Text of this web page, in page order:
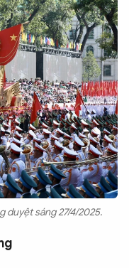
duyệt sáng 27/4/2025.